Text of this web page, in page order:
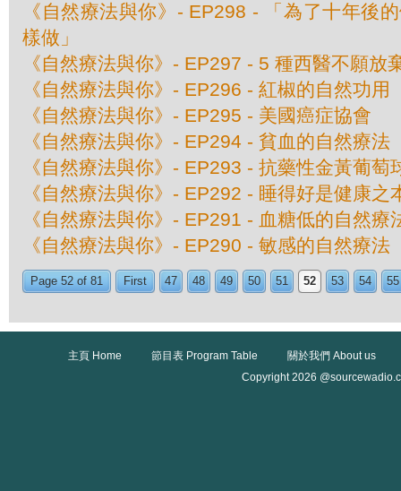
《自然療法與你》- EP298 - 「為了十年後
樣做」
《自然療法與你》- EP297 - 5 種西醫不願放
《自然療法與你》- EP296 - 紅椒的自然功用
《自然療法與你》- EP295 - 美國癌症協會
《自然療法與你》- EP294 - 貧血的自然療法
《自然療法與你》- EP293 - 抗藥性金黃葡萄
《自然療法與你》- EP292 - 睡得好是健康之
《自然療法與你》- EP291 - 血糖低的自然療
《自然療法與你》- EP290 - 敏感的自然療法
Page 52 of 81 First 47 48 49 50 51 52 53 54 55
主頁 Home 節目表 Program Table
關於我們 About us
Copyright 2026